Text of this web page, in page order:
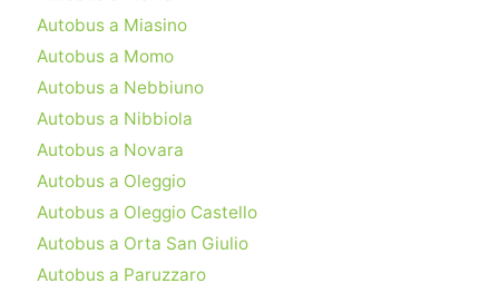
Autobus a Miasino
Autobus a Momo
Autobus a Nebbiuno
Autobus a Nibbiola
Autobus a Novara
Autobus a Oleggio
Autobus a Oleggio Castello
Autobus a Orta San Giulio
Autobus a Paruzzaro